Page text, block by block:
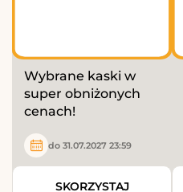
Wybrane kaski w
super obniżonych
cenach!
do 31.07.2027 23:59
SKORZYSTAJ